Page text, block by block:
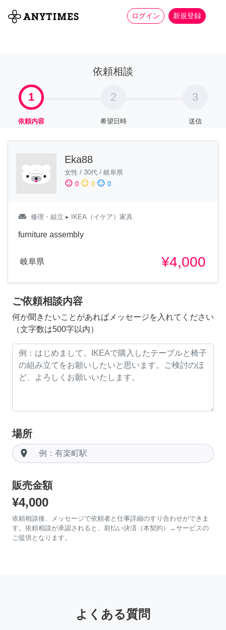
ログイン 新規登録
全て 家事 more_horiz
依頼相談
1
依頼内容
2
希望日時
3
送信
Eka88
女性 / 30代 / 岐阜県
sentiment_satisfied 0 sentiment_neutral 0 sentiment_dissatisfied 0
weekend 修理・組立 ▸ IKEA（イケア）家具
furniture assembly
岐阜県 ¥4,000
ご依頼相談内容
何か聞きたいことがあればメッセージを入れてください
（文字数は500字以内）
場所
room
販売金額
¥4,000
依頼相談後、メッセージで依頼者と仕事詳細のすり合わせができま
す。依頼相談が承認されると、前払い決済（本契約）→サービスの
ご提供となります。
よくある質問